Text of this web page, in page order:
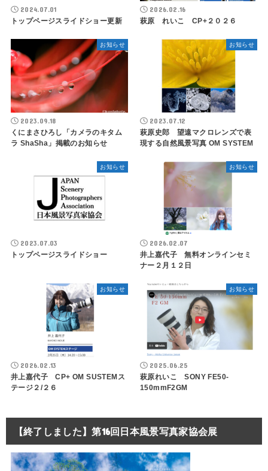
2024.07.01
トップページスライドショー更新
2026.02.16
萩原 れいこ CP+２０２６
お知らせ
2023.09.18
くにまさひろし「カメラのキタム
ラ ShaSha」掲載のお知らせ
お知らせ
2023.07.12
萩原史郎 望遠マクロレンズで表
現する自然風景写真 OM SYSTEM
お知らせ
2023.07.03
トップページスライドショー
お知らせ
2026.02.07
井上嘉代子 無料オンラインセミ
ナー２月１２日
お知らせ
2026.02.13
井上嘉代子 CP+ OM SUSTEMス
テージ２/２６
お知らせ
2025.06.25
萩原れいこ SONY FE50-
150mmF2GM
【終了しました】第16回日本風景写真家協会展